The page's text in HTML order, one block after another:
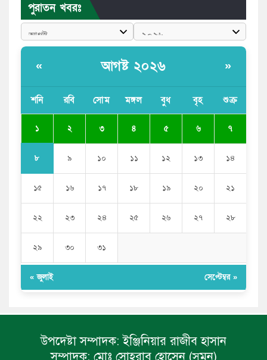
পুলিশকে পিটিয়ে রক্তাক্ত করেছি এ দৃশ্য কি আপনারা দেখেননি:
এনসিপি নেতা
সরকার
সজীব ওয়াজেদ জয়
পুরাতন খবরঃ
« আগষ্ট ২০২৬ »
শনি রবি সোম মঙ্গল বুধ বৃহ শুক্র
১ ২ ৩ ৪ ৫ ৬ ৭
৮ ৯ ১০ ১১ ১২ ১৩ ১৪
১৫ ১৬ ১৭ ১৮ ১৯ ২০ ২১
২২ ২৩ ২৪ ২৫ ২৬ ২৭ ২৮
২৯ ৩০ ৩১
« জুলাই সেপ্টেম্বর »
উপদেষ্টা সম্পাদক: ইঞ্জিনিয়ার রাজীব হাসান
সম্পাদক: মোঃ সোহরাব হোসেন (সুমন)